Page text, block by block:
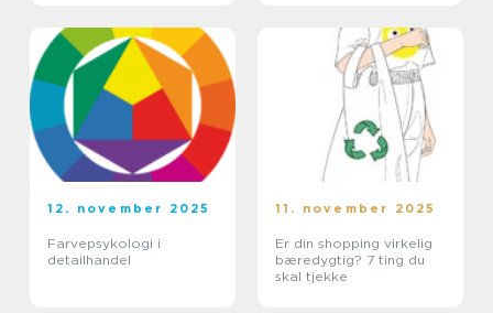
12. november 2025
Farvepsykologi i
detailhandel
11. november 2025
Er din shopping virkelig
bæredygtig? 7 ting du
skal tjekke